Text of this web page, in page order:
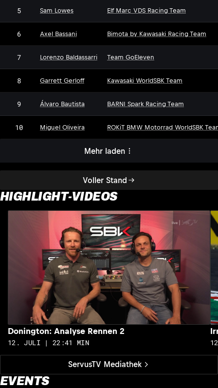
Voller Stand
5 Sam Lowes Elf Marc VDS Racing Team
6 Axel Bassani Bimota by Kawasaki Racing Team
7 Lorenzo Baldassarri Team GoEleven
8 Garrett Gerloff Kawasaki WorldSBK Team
9 Álvaro Bautista BARNI Spark Racing Team
10 Miguel Oliveira ROKiT BMW Motorrad WorldSBK
Mehr laden
HIGHLIGHT-VIDEOS
ServusTV Mediathek
Donington: Analyse Rennen 2
12. JULI | 22:41 MIN
EVENTS